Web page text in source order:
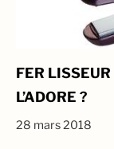
FER
L’ADORE ?
28 mars 2018